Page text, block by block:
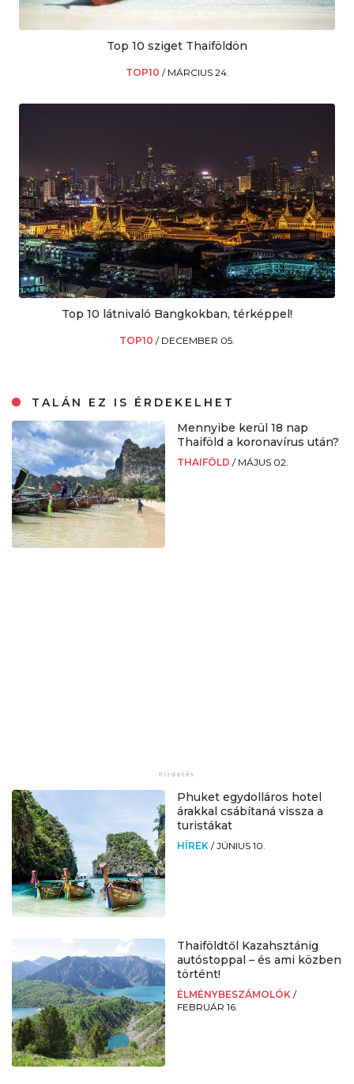
Top 10 sziget Thaiföldön
TOP10 / MÁRCIUS 24.
Top 10 látnivaló Bangkokban, térképpel!
TOP10 / DECEMBER 05.
TALÁN EZ IS ÉRDEKELHET
Mennyibe kerül 18 nap
Thaiföld a koronavírus után?
THAIFÖLD / MÁJUS 02.
Phuket egydolláros hotel
árakkal csábítaná vissza a
turistákat
HÍREK /JÚNIUS 10.
Thaiföldtől Kazahsztánig
autóstoppal – és ami közben
történt!
ÉLMÉNYBESZÁMOLÓK /
FEBRUÁR 16.